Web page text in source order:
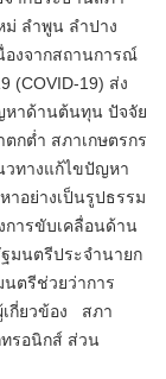
ม่ ลำพูน ลำปาง
องจากสถานการณ์
(COVID-19) ส่ง
หาด้านต้นทุน ปัจจัย
กต่ำ สภาเกษตรกร
วทางแก้ไขปัญหา
าอย่างเป็นรูปธรรม
การขับเคลื่อนด้าน
มนตรีประจำนายก
ตรีช่วยว่าการ
เกี่ยวข้อง สภา
รอนิกส์ ส่วน